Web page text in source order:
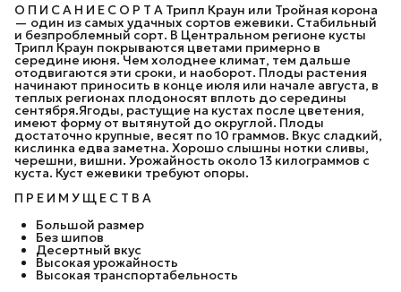
О П И С А Н И Е С О Р Т А Трипл Краун или Тройная корона
— один из самых удачных сортов ежевики. Стабильный
и безпроблемный сорт. В Центральном регионе кусты
Трипл Краун покрываются цветами примерно в
середине июня. Чем холоднее климат, тем дальше
отодвигаются эти сроки, и наоборот. Плоды растения
начинают приносить в конце июля или начале августа, в
теплых регионах плодоносят вплоть до середины
сентября.Ягоды, растущие на кустах после цветения,
имеют форму от вытянутой до округлой. Плоды
достаточно крупные, весят по 10 граммов. Вкус сладкий,
кислинка едва заметна. Хорошо слышны нотки сливы,
черешни, вишни. Урожайность около 13 килограммов с
куста. Куст ежевики требуют опоры.
П Р Е И М У Щ Е С Т В А
Большой размер
Без шипов
Десертный вкус
Высокая урожайность
Высокая транспортабельность